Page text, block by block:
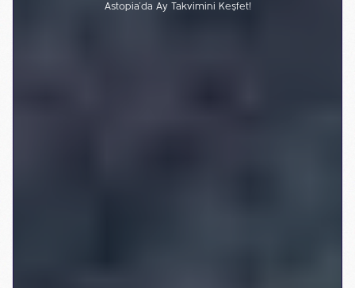
Astopia'da Ay Takvimini Keşfet!